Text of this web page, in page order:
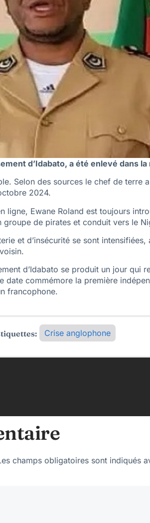
d’Idabato, a été enlevé dans
Selon des sources le chef de terre
2024.
ligne, Ewane Roland est toujours
groupe de pirates et conduit vers le
et d’insécurité se sont
d’Idabato se produit un jour qui
commémore la première
francophone.
Crise anglophone
champs obligatoires sont indiqués